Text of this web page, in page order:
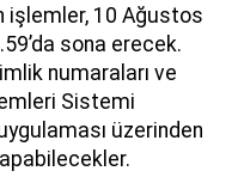
işlemler, 10 Ağustos
sona erecek.
numaraları ve
Sistemi
üzerinden